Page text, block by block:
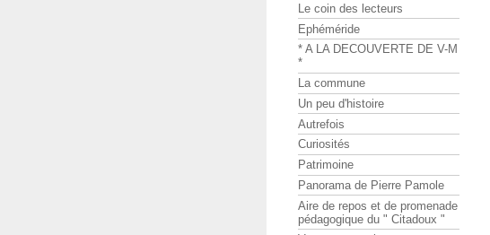
Le coin des lecteurs
Ephéméride
* A LA DECOUVERTE DE V-M
*
La commune
Un peu d'histoire
Autrefois
Curiosités
Patrimoine
Panorama de Pierre Pamole
Aire de repos et de promenade
pédagogique du " Citadoux "